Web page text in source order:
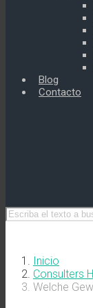
Blog
Contacto
Inicio
Consulters
Welche